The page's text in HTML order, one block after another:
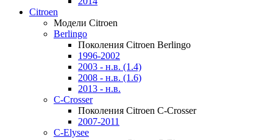
Citroen
Модели Citroen
Berlingo
Поколения Citroen Berlingo
1996-2002
2003 - н.в. (1.4)
2008 - н.в. (1.6)
2013 - н.в.
C-Crosser
Поколения Citroen C-Crosser
2007-2011
C-Elysee